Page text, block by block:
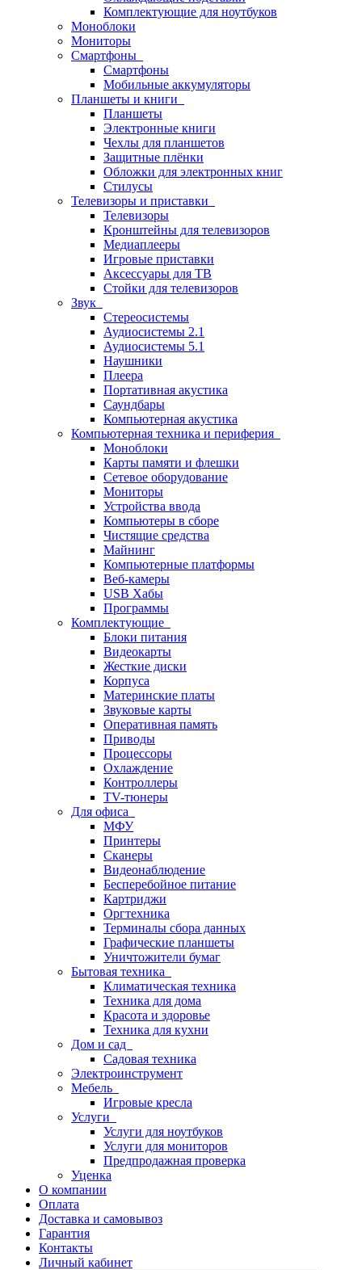
Комплектующие для ноутбуков
Моноблоки
Мониторы
Смартфоны
Смартфоны
Мобильные аккумуляторы
Планшеты и книги
Планшеты
Электронные книги
Чехлы для планшетов
Защитные плёнки
Обложки для электронных книг
Стилусы
Телевизоры и приставки
Телевизоры
Кронштейны для телевизоров
Медиаплееры
Игровые приставки
Аксессуары для ТВ
Стойки для телевизоров
Звук
Стереосистемы
Аудиосистемы 2.1
Аудиосистемы 5.1
Наушники
Плеера
Портативная акустика
Саундбары
Компьютерная акустика
Компьютерная техника и периферия
Моноблоки
Карты памяти и флешки
Сетевое оборудование
Мониторы
Устройства ввода
Компьютеры в сборе
Чистящие средства
Майнинг
Компьютерные платформы
Веб-камеры
USB Хабы
Программы
Комплектующие
Блоки питания
Видеокарты
Жесткие диски
Корпуса
Материнские платы
Звуковые карты
Оперативная память
Приводы
Процессоры
Охлаждение
Контроллеры
TV-тюнеры
Для офиса
МФУ
Принтеры
Сканеры
Видеонаблюдение
Бесперебойное питание
Картриджи
Оргтехника
Терминалы сбора данных
Графические планшеты
Уничтожители бумаг
Бытовая техника
Климатическая техника
Техника для дома
Красота и здоровье
Техника для кухни
Дом и сад
Садовая техника
Электроинструмент
Мебель
Игровые кресла
Услуги
Услуги для ноутбуков
Услуги для мониторов
Предпродажная проверка
Уценка
О компании
Оплата
Доставка и самовывоз
Гарантия
Контакты
Личный кабинет